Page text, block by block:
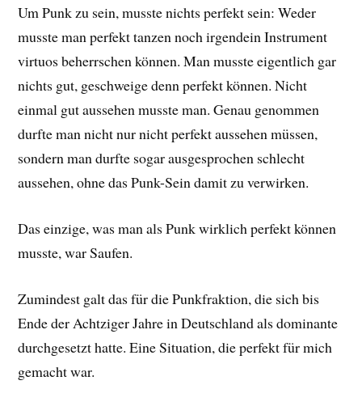
Um Punk zu sein, musste nichts perfekt sein: Weder
musste man perfekt tanzen noch irgendein Instrument
virtuos beherrschen können. Man musste eigentlich gar
nichts gut, geschweige denn perfekt können. Nicht
einmal gut aussehen musste man. Genau genommen
durfte man nicht nur nicht perfekt aussehen müssen,
sondern man durfte sogar ausgesprochen schlecht
aussehen, ohne das Punk-Sein damit zu verwirken.
Das einzige, was man als Punk wirklich perfekt können
musste, war Saufen.
Zumindest galt das für die Punkfraktion, die sich bis
Ende der Achtziger Jahre in Deutschland als dominante
durchgesetzt hatte. Eine Situation, die perfekt für mich
gemacht war.